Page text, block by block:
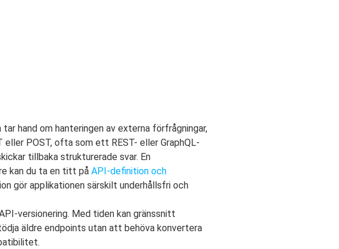
hand om hanteringen av externa förfrågningar,
POST, ofta som ett REST- eller GraphQL-
tillbaka strukturerade svar. En
kan du ta en titt på API-definition och
gör applikationen särskilt underhållsfri och
versionering. Med tiden kan gränssnitt
äldre endpoints utan att behöva konvertera